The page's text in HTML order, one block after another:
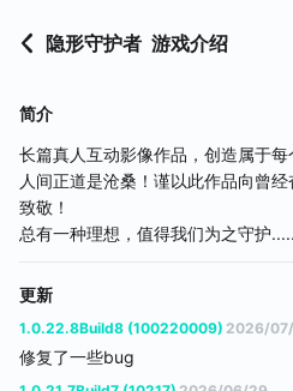
隐形守护者 游戏介绍
简介
长篇真人互动影像作品，创造属于每
人间正道是沧桑！谨以此作品向曾
致敬！
总有一种理想，值得我们为之守护
奉献青春甚至牺牲生命？
你置身于两难境地之时，究竟该如何
看地下英雄如何周旋于各方势力！获
更新
1.0.22.8Build8 (100220009) 2026/
修复了一些bug